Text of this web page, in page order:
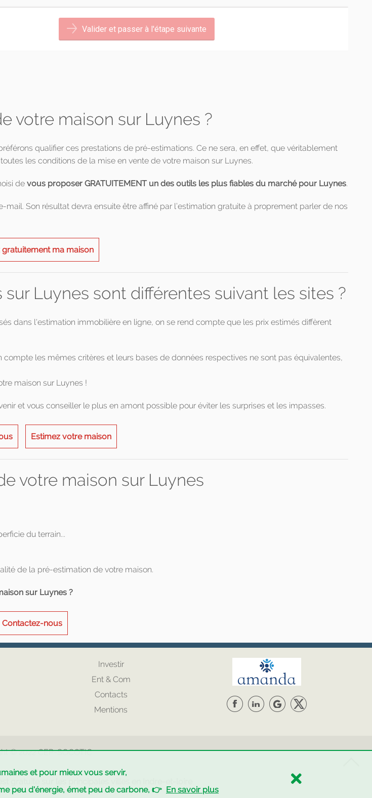
votre maison sur Luynes ?
qualifier ces prestations de pré-estimations. Ce ne sera, en effet, que véritablement
les conditions de la mise en vente de votre maison sur Luynes.
de vous proposer GRATUITEMENT un des outils les plus fiables du marché pour Luynes.
Son résultat devra ensuite être affiné par l’estimation gratuite à proprement parler de nos
gratuitement ma maison
Luynes sont différentes suivant les sites ?
dans l'estimation immobilière en ligne, on se rend compte que les prix estimés diffèrent
les mêmes critères et leurs bases de données respectives ne sont pas équivalentes,
maison sur Luynes !
et vous conseiller le plus en amont possible pour éviter les surprises et les impasses.
Estimez votre maison
votre maison sur Luynes
du terrain...
de la pré-estimation de votre maison.
sur Luynes ?
Contactez-nous
et pour mieux vous servir,
peu d'énergie, émet peu de carbone, 👉 En savoir plus
Investir
Ent & Com
Contacts
Mentions
© 2022CEP-SOCOTIC
gratuite sur les principales villes en Indre-et-loire